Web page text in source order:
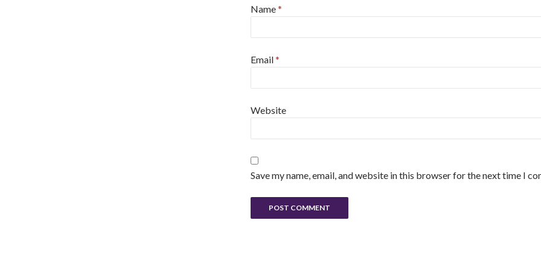
Name*
Email*
Website
Save my name, email, and website in this browser for the next time I